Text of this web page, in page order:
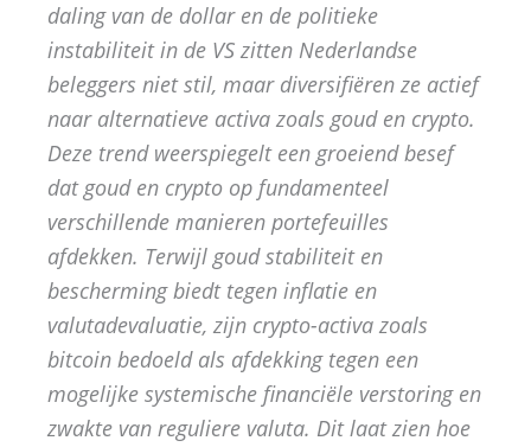
daling van de dollar en de politieke
instabiliteit in de VS zitten Nederlandse
beleggers niet stil, maar diversifiëren ze actief
naar alternatieve activa zoals goud en crypto.
Deze trend weerspiegelt een groeiend besef
dat goud en crypto op fundamenteel
verschillende manieren portefeuilles
afdekken. Terwijl goud stabiliteit en
bescherming biedt tegen inflatie en
valutadevaluatie, zijn crypto-activa zoals
bitcoin bedoeld als afdekking tegen een
mogelijke systemische financiële verstoring en
zwakte van reguliere valuta. Dit laat zien hoe